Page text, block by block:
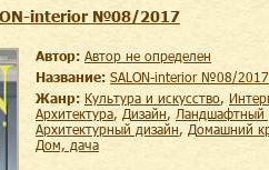
interior №08/2017
Автор:
Автор не определен
Название:
SALON-interior №08/2017
Жанр:
культура и искусство,
архитектура, дизайн, ландшафтный
архитектурный дизайн, домашний
дом, дача